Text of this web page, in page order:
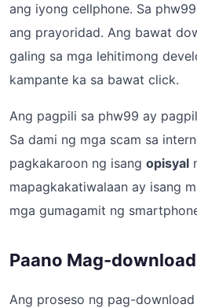
ang iyong cellphone. Sa
ang prayoridad. Ang bawat
galing sa mga lehitimong
kampante ka sa bawat click.
Ang pagpili sa phw99 ay
Sa dami ng mga scam sa
pagkakaroon ng isang opisyal
mapagkakatiwalaan ay isang
mga gumagamit ng
Paano Mag-
Ang proseso ng pag-